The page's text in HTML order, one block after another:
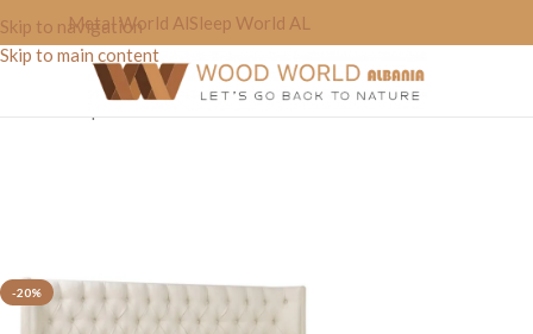
Skip to navigation
Skip to main content
Metal World AlSleep World AL
-20%